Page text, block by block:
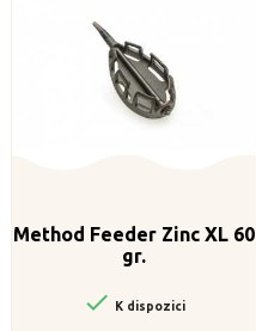
Method Feeder Zinc XL 60
gr.
 K dispozici